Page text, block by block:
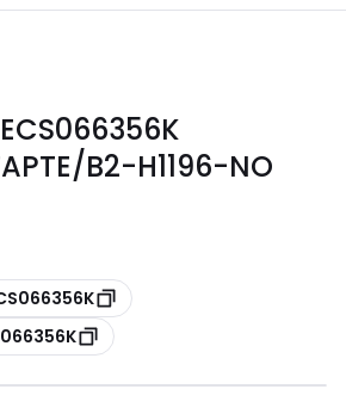
B2-H1196-NO